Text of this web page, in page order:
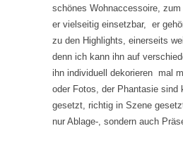
schönes Wohnaccessoire,
er vielseitig einsetzbar, er
zu den Highlights, einerseits
denn ich kann ihn auf
ihn individuell dekorieren mal
oder Fotos, der Phantasie sind
gesetzt, richtig in Szene
nur Ablage-, sondern auch